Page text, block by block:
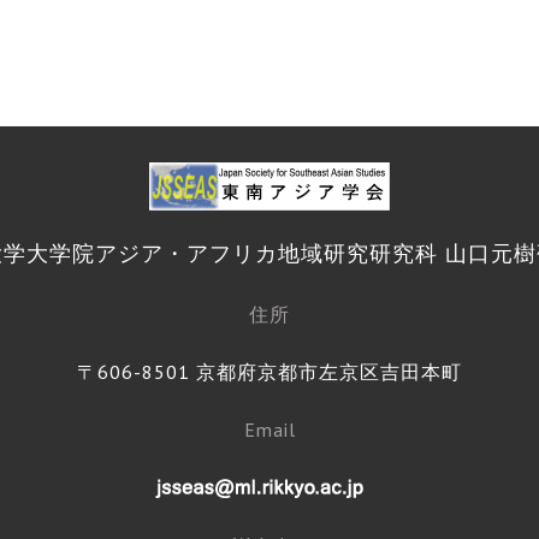
大学院アジア・アフリカ地域研究研究科 山口元
住所
〒606-8501 京都府京都市左京区吉田本町
Email